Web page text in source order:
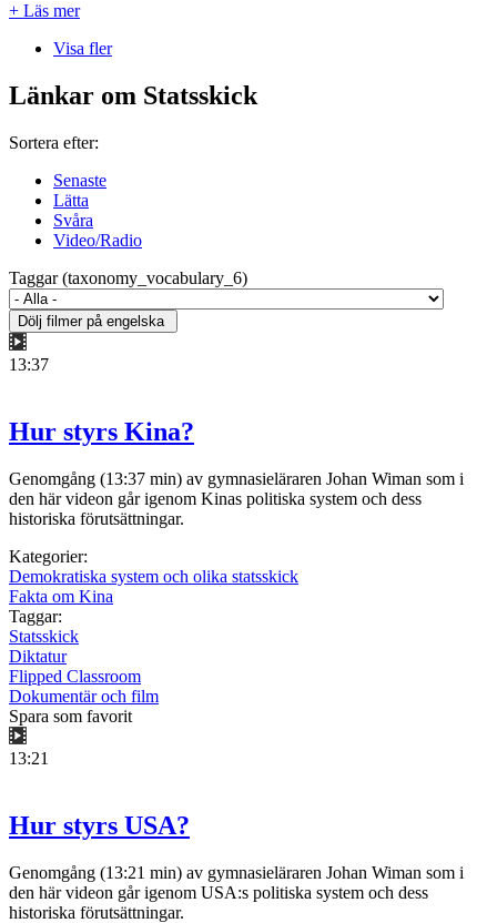
+ Läs mer
Visa fler
Länkar om Statsskick
Sortera efter:
Senaste
Lätta
Svåra
Video/Radio
Taggar (taxonomy_vocabulary_6)
13:37
Hur styrs Kina?
Genomgång (13:37 min) av gymnasieläraren Johan Wiman som i
den här videon går igenom Kinas politiska system och dess
historiska förutsättningar.
Kategorier:
Demokratiska system och olika statsskick
Fakta om Kina
Taggar:
Statsskick
Diktatur
Flipped Classroom
Dokumentär och film
Spara som favorit
13:21
Hur styrs USA?
Genomgång (13:21 min) av gymnasieläraren Johan Wiman som i
den här videon går igenom USA:s politiska system och dess
historiska förutsättningar.